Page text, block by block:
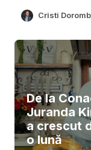
Cristi
De la
Juranda
a crescut
o lună